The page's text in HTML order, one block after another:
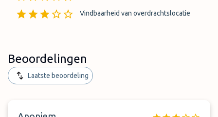
Vindbaarheid van overdrachtslocatie
Beoordelingen
Laatste beoordeling